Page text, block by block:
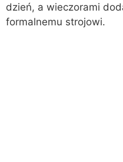
dzień, a wieczorami
formalnemu strojowi.